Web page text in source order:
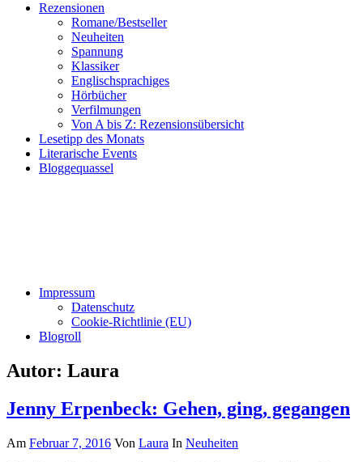
Rezensionen
Romane/Bestseller
Neuheiten
Spannung
Klassiker
Englischsprachiges
Hörbücher
Verfilmungen
Von A bis Z: Rezensionsübersicht
Lesetipp des Monats
Literarische Events
Bloggequassel
Impressum
Datenschutz
Cookie-Richtlinie (EU)
Blogroll
Autor: Laura
Jenny Erpenbeck: Gehen, ging, gegangen
Am Februar 7, 2016 Von Laura In Neuheiten